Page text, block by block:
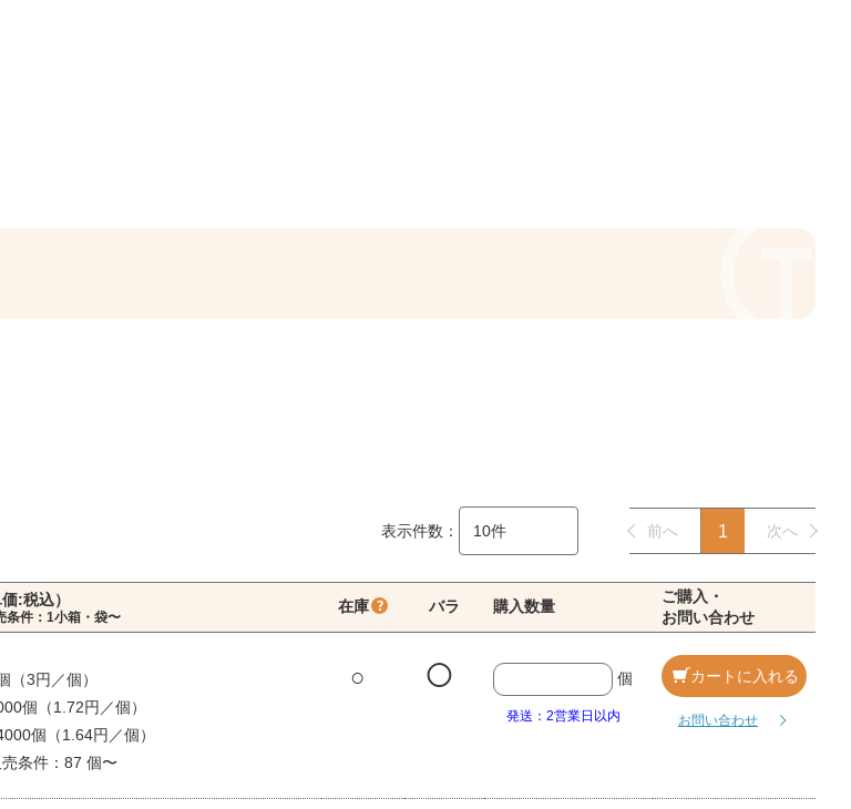
表示件数： 前へ 1 次へ
:税込）
条件：1小箱・袋〜
在庫 バラ 購入数量
ご購入・
お問い合わせ
（3円／個）
個（1.72円／個）
個（1.64円／個）
条件：87 個〜
○ ◯ 個
発送：2営業日以内
カートに入れる
お問い合わせ